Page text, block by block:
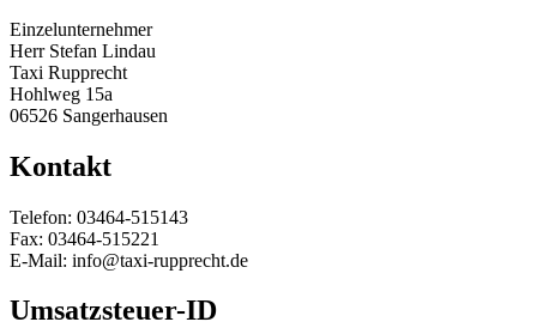
Einzelunternehmer
Herr Stefan Lindau
Taxi Rupprecht
Hohlweg 15a
06526 Sangerhausen
Kontakt
Telefon: 03464-515143
Fax: 03464-515221
E-Mail: info@taxi-rupprecht.de
Umsatzsteuer-ID